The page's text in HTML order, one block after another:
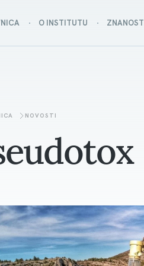
O INSTITUTU ZNANOST
NOVOSTI